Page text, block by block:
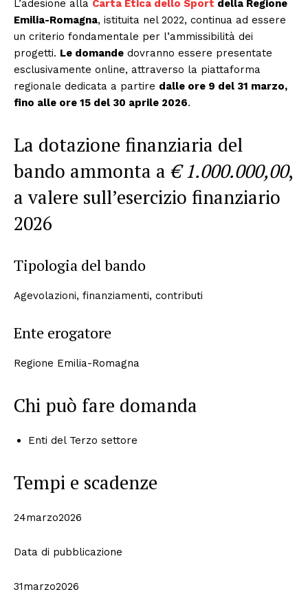
L’adesione alla Carta Etica dello Sport della Regione
Emilia-Romagna, istituita nel 2022, continua ad essere
un criterio fondamentale per l’ammissibilità dei
progetti. Le domande dovranno essere presentate
esclusivamente online, attraverso la piattaforma
regionale dedicata a partire dalle ore 9 del 31 marzo,
fino alle ore 15 del 30 aprile 2026.
La dotazione finanziaria del
bando ammonta a € 1.000.000,00,
a valere sull’esercizio finanziario
2026
Tipologia del bando
Agevolazioni, finanziamenti, contributi
Ente erogatore
Regione Emilia-Romagna
Chi può fare domanda
Enti del Terzo settore
Tempi e scadenze
24marzo2026
Data di pubblicazione
31marzo2026